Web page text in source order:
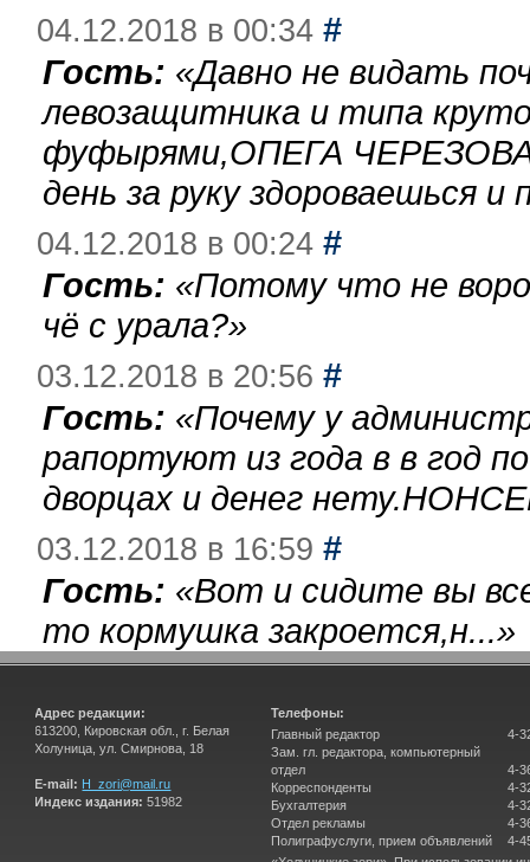
04.12.2018 в 00:34 #
Гость: «Давно не видать
левозащитника и типа
фуфырями,ОПЕГА
день за руку здороваешься
04.12.2018 в 00:24 #
Гость: «Потому что не
чё с урала?»
03.12.2018 в 20:56 #
Гость: «Почему у
рапортуют из года в в год
дворцах и денег
03.12.2018 в 16:59 #
Гость: «Вот и сидите вы
то кормушка закроется,н...»
Адрес редакции:
613200, Кировская обл., г. Белая
Холуница, ул. Смирнова, 18
E-mail: H_zori@mail.ru
Индекс издания: 51982
Телефоны:
Главный редактор
Зам. гл. редактора, компьютерный
отдел
Корреспонденты
Бухгалтерия
Отдел рекламы
Полиграфуслуги, прием объявлений
4-
4-
4-
4-
4-
4-